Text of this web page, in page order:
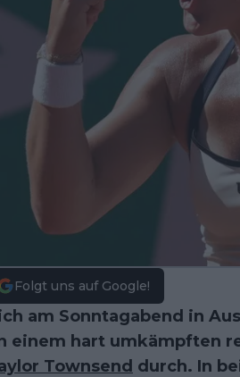
Folgt uns auf Google!
am Sonntagabend in
einem hart umkämpften
Townsend durch. In